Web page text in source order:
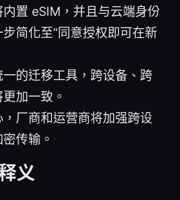
置 eSIM，并且与云端身份
简化至“同意授权即可在新
的迁移工具，跨设备、跨
加一致。
厂商和运营商将加强跨设
传输。
义